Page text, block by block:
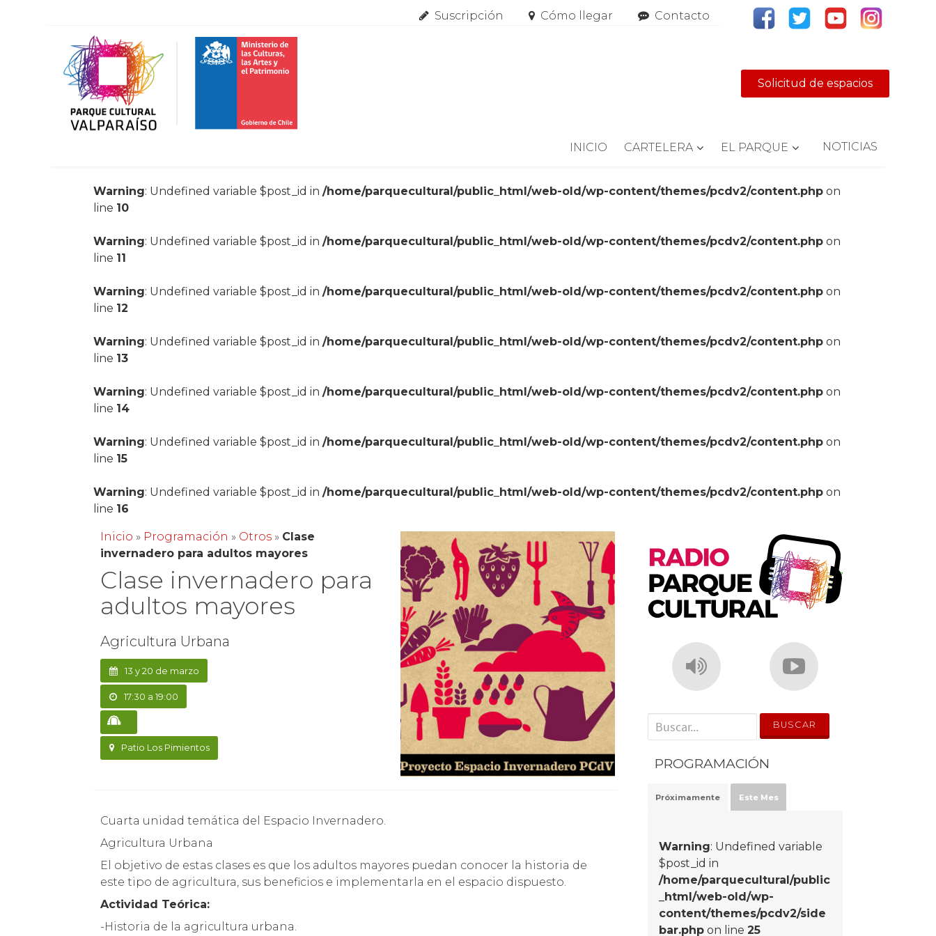
Suscripción Cómo llegar Contacto
Solicitud de espacios
INICIO CARTELERA EL PARQUE NOTICIAS
Warning: Undefined variable $post_id in/home/parquecultural/public_html/web-old/wp-content/themes/pcdv2/content.php on
line 10
Warning: Undefined variable $post_id in/home/parquecultural/public_html/web-old/wp-content/themes/pcdv2/content.php on
line 11
Warning: Undefined variable $post_id in/home/parquecultural/public_html/web-old/wp-content/themes/pcdv2/content.php on
line 12
Warning: Undefined variable $post_id in/home/parquecultural/public_html/web-old/wp-content/themes/pcdv2/content.php on
line 13
Warning: Undefined variable $post_id in/home/parquecultural/public_html/web-old/wp-content/themes/pcdv2/content.php on
line 14
Warning: Undefined variable $post_id in/home/parquecultural/public_html/web-old/wp-content/themes/pcdv2/content.php on
line 15
Warning: Undefined variable $post_id in/home/parquecultural/public_html/web-old/wp-content/themes/pcdv2/content.php on
line 16
Inicio » Programación » Otros » Clase
invernadero para adultos mayores
Clase invernadero para
adultos mayores
Agricultura Urbana
13 y 20 de marzo
17:30 a 19:00
Patio Los Pimientos
Cuarta unidad temática del Espacio Invernadero.
Agricultura Urbana
El objetivo de estas clases es que los adultos mayores puedan conocer la historia de
este tipo de agricultura, sus beneficios e implementarla en el espacio dispuesto.
Actividad Teórica:
-Historia de la agricultura urbana.
' . __('Search for:') . '
PROGRAMACIÓN
Próximamente Este Mes
Warning: Undefined variable
$post_id in
/home/parquecultural/public
_html/web-old/wp-
content/themes/pcdv2/side
bar.php on line25